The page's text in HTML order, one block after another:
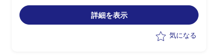
計～フェーズの推進等
・クライアントへの提案書作成、折衝、
・工程：提案～要件定義、設計等
詳細を表示
気になる